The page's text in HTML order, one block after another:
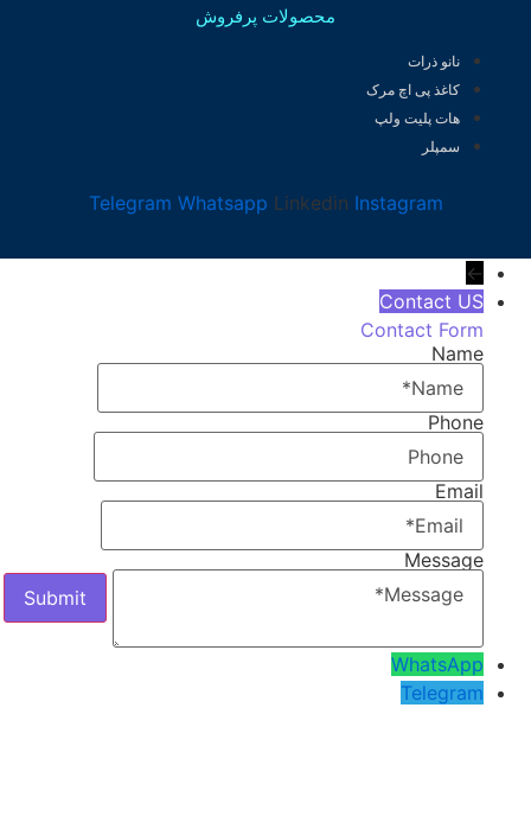
محصولات پرفروش
نانو ذرات
کاغذ پی اچ مرک
هات پلیت ولپ
سمپلر
Telegram Whatsapp Linkedin Instagram
←
Contact US
Contact Form
Name
Phone
Email
Message
WhatsApp
Telegram